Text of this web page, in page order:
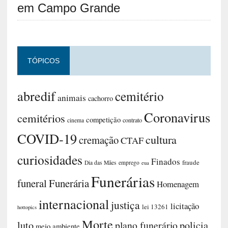
em Campo Grande
TÓPICOS
abredifanimais cachorro cemitério
cemitérios cinema competição contrato Coronavirus
COVID-19cremaçãoCTAFcultura
curiosidades Dia das Mães emprego eua Finados fraude
funeralFuneráriaFuneráriasHomenagem
hottopics internacionaljustiça lei 13261 licitação
Morte